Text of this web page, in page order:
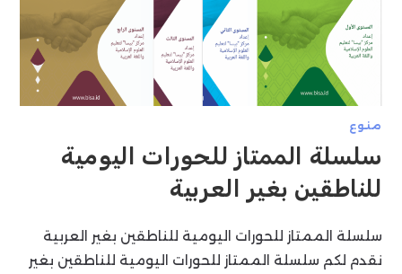
منوع
سلسلة الممتاز للحورات اليومية
للناطقين بغير العربية
سلسلة الممتاز للحورات اليومية للناطقين بغير العربية
نقدم لكم سلسلة الممتاز للحورات اليومية للناطقين بغير